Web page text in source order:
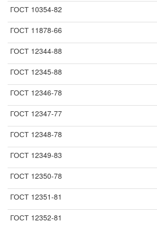
ГОСТ 10354-82
ГОСТ 11878-66
ГОСТ 12344-88
ГОСТ 12345-88
ГОСТ 12346-78
ГОСТ 12347-77
ГОСТ 12348-78
ГОСТ 12349-83
ГОСТ 12350-78
ГОСТ 12351-81
ГОСТ 12352-81